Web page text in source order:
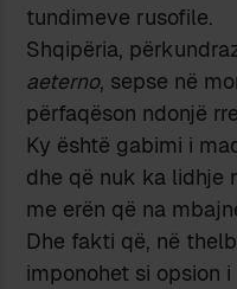
tundimeve rusofile.
Shqipëria,
aeterno, sepse në
përfaqëson ndonjë
Ky është gabimi i
dhe që nuk ka lidhje
me erën që na
Dhe fakti që, në
imponohet si opsion